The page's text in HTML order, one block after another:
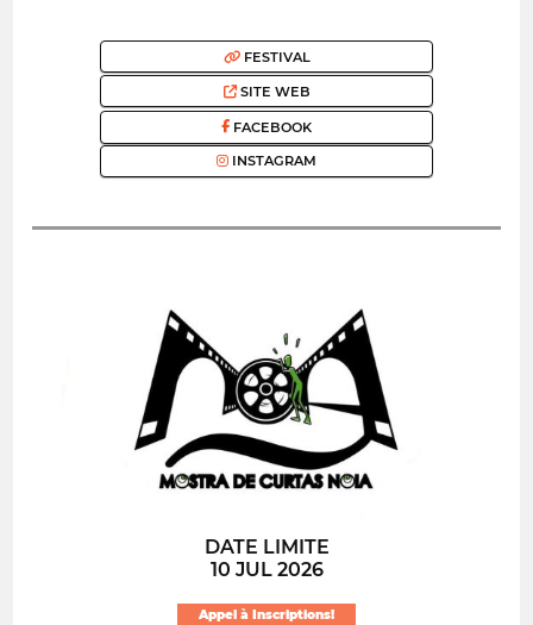
FESTIVAL
SITE WEB
FACEBOOK
INSTAGRAM
DATE LIMITE
10 JUL 2026
Appel à Inscriptions!